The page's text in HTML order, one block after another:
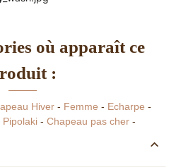
où apparaît ce
:
Hiver - Femme - Echarpe -
Pipolaki - Chapeau pas cher -